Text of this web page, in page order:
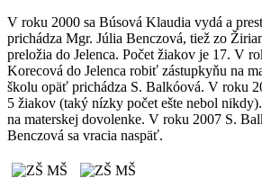
V roku 2000 sa Búsová Klaudia vydá a
prichádza Mgr. Júlia Benczová, tiež zo
preložia do Jelenca. Počet žiakov je 17. V
Korecová do Jelenca robiť zástupkyňu na
školu opäť prichádza S. Balkóová. V roku
5 žiakov (taký nízky počet ešte nebol
na materskej dovolenke. V roku 2007 S.
Benczová sa vracia naspäť.